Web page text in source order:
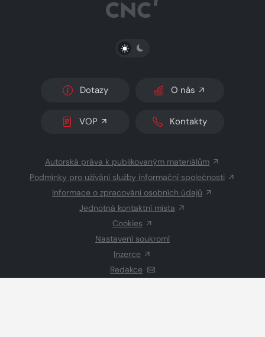
PŘEPNOUT SVĚTLÝ/TMAVÝ REŽIM
Dotazy O nás
VOP Kontakty
Autorská práva k publikovaným materiálům
Podmínky pro užívání služby informační společnosti
Informace o zpracování osobních údajů
Jednotná kontaktní místa
Cookies
Nastavení soukromí
Inzerce
Redakce